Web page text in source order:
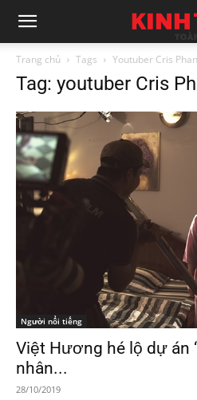
Trang chủ Tags Youtuber Cris Phan
Tag: youtuber Cris
Người nổi tiếng
Việt Hương hé lộ dự án
nhân...
28/10/2019